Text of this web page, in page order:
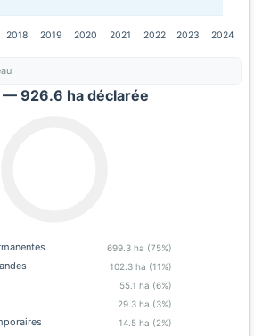
2018 2019 2020 2021 2022 2023 2024
926.6 ha déclarée
699.3 ha (75%)
102.3 ha (11%)
55.1 ha (6%)
29.3 ha (3%)
14.5 ha (2%)